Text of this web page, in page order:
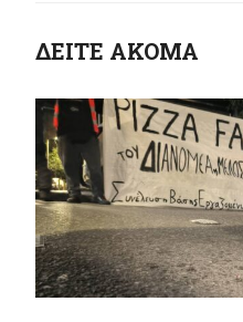
ασυδοσίας, 5νθημερο
– 7ωρο – Αυξήσεις
στους μισθούς
ΔΕΙΤΕ ΑΚΟΜΑ